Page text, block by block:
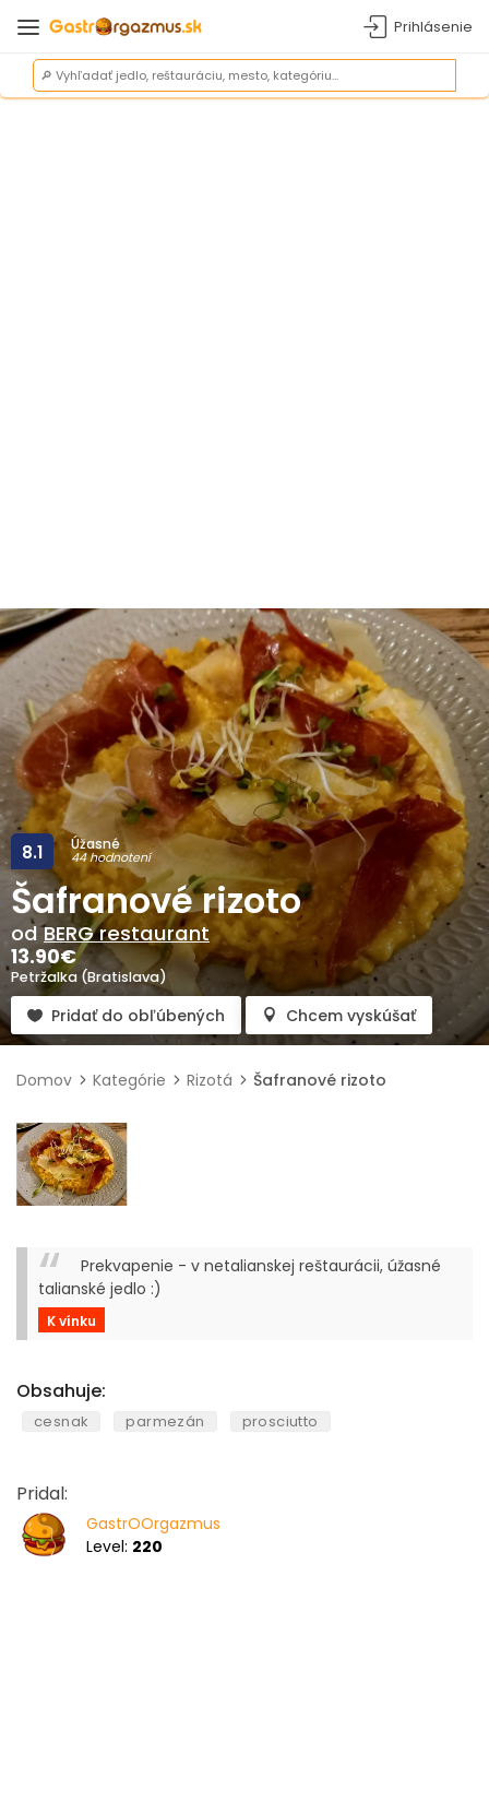
Prihlásenie
Úžasné
44 hodnotení
8.1
Šafranové rizoto
odBERG restaurant
13.90€
Petržalka (Bratislava)
Pridať do obľúbených Chcem vyskúšať
Domov Kategórie Rizotá Šafranové rizoto
Prekvapenie - v netalianskej reštaurácii, úžasné
talianské jedlo :)
K vínku
Obsahuje:
cesnak parmezán prosciutto
Pridal:
GastrOOrgazmus
Level: 220